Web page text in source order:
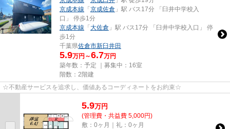
京成本線 「京成佐倉 」駅 バス17分 「臼井中学校入
口」 停歩1分
京成本線 「大佐倉 」駅 バス17分 「臼井中学校入口」 停
歩1分
千葉県佐倉市新臼井田
5.9万円～6.7万円
築年数：予定 ｜募集中： 16室
階数：2階建
☆不動産サービスを追求し、価値あるコーディネートをお約束☆
5.9万円
(管理費・共益費 5,000円)
敷：0ヶ月｜礼：0ヶ月